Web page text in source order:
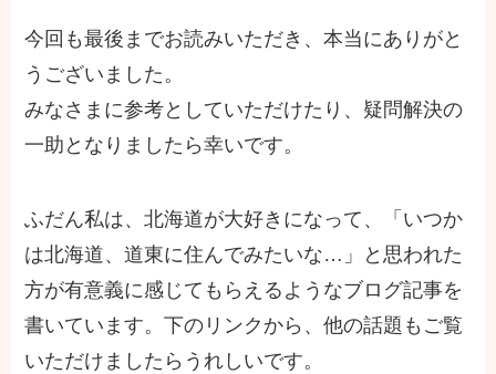
今回も最後までお読みいただき、本当にありがと
うございました。
みなさまに参考としていただけたり、疑問解決の
一助となりましたら幸いです。
ふだん私は、北海道が大好きになって、「いつか
は北海道、道東に住んでみたいな…」と思われた
方が有意義に感じてもらえるようなブログ記事を
書いています。下のリンクから、他の話題もご覧
いただけましたらうれしいです。